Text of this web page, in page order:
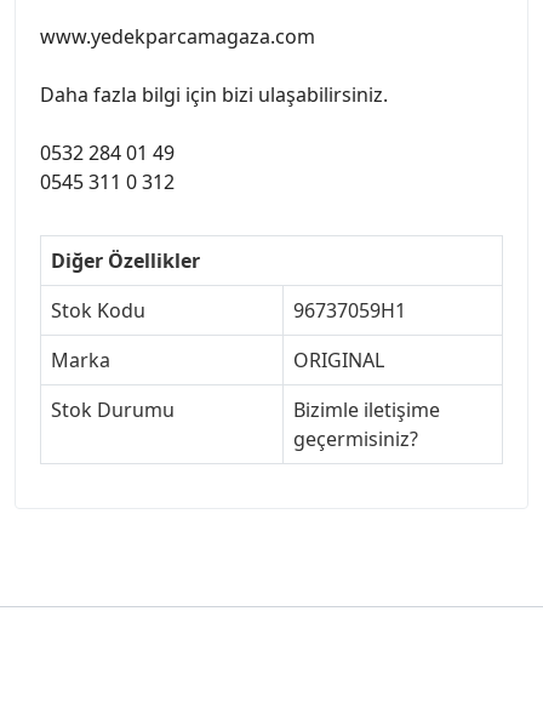
www.yedekparcamagaza.com
Daha fazla bilgi için bizi ulaşabilirsiniz.
0532 284 01 49
0545 311 0 312
Diğer Özellikler
Stok Kodu
96737059H1
Marka
ORIGINAL
Stok Durumu
Bizimle iletişime
geçermisiniz?